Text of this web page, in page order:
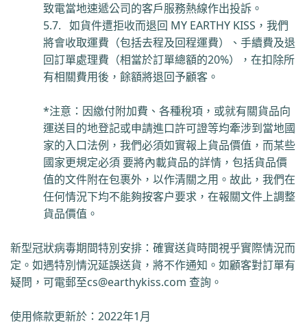
致電當地速遞公司的客戶服務熱線作出投訴。
5.7. 如貨件遭拒收而退回 MY EARTHY KISS ，我們
將會收取運費（包括去程及回程運費）、手續費及退
回訂單處理費（相當於訂單總額的20%），在扣除所
有相關費用後，餘額將退回予顧客。
*注意：因繳付附加費、各種稅項，或就有關貨品向
運送目的地登記或申請進口許可證等均牽涉到當地國
家的入口法例，我們必須如實報上貨品價值，而某些
國家更規定必須要將內載貨品的詳情，包括貨品價
值的文件附在包裹外，以作清關之用。故此，我們在
任何情況下均不能夠按客户要求，在報關文件上調整
貨品價值。
新型冠狀病毒期間特別安排：確實送貨時間視乎實際情況而
定。如遇特別情況延誤送貨，將不作通知。如顧客對訂單有
疑問，可電郵至cs@earthykiss.com 查詢。
使用條款更新於： 2022年1月